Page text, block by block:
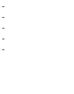
-
-
-
-
-